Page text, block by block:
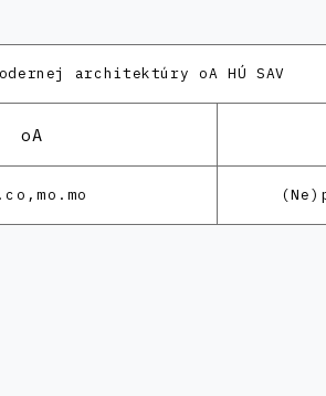
architektúry oA HÚ SAV
oA